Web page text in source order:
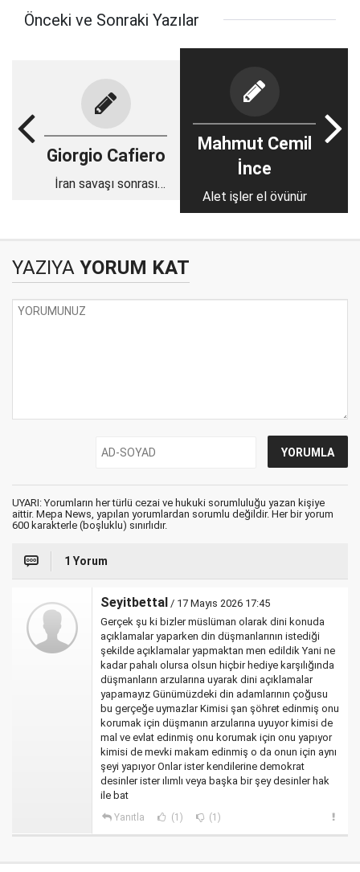
Önceki ve Sonraki Yazılar
Giorgio Cafiero
İran savaşı sonrası
Mahmut Cemil
İnce
Alet işler el övünür
YAZIYA YORUM KAT
UYARI: Yorumların her türlü cezai ve hukuki sorumluluğu yazan kişiye
aittir. Mepa News, yapılan yorumlardan sorumlu değildir. Her bir yorum
600 karakterle (boşluklu) sınırlıdır.
1 Yorum
Seyitbettal / 17 Mayıs 2026 17:45
Gerçek şu ki bizler müslüman olarak dini konuda
açıklamalar yaparken din düşmanlarının istediği
şekilde açıklamalar yapmaktan men edildik Yani ne
kadar pahalı olursa olsun hiçbir hediye karşılığında
düşmanların arzularına uyarak dini açıklamalar
yapamayız Günümüzdeki din adamlarının çoğusu
bu gerçeğe uymazlar Kimisi şan şöhret edinmiş onu
korumak için düşmanın arzularına uyuyor kimisi de
mal ve evlat edinmiş onu korumak için onu yapıyor
kimisi de mevki makam edinmiş o da onun için aynı
şeyi yapıyor Onlar ister kendilerine demokrat
desinler ister ılımlı veya başka bir şey desinler hak
ile bat
Yanıtla (1) (1)